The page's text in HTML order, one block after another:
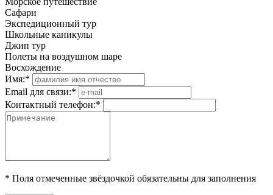
Сафари
Экспедиционный тур
Школьные каникулы
Джип тур
Полеты на воздушном шаре
Восхождение
Имя:*
Email для связи:*
Контактный телефон:*
* Поля отмеченные звёздочкой обязательны для заполнения